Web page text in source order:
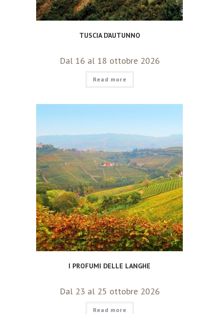
TUSCIA D’AUTUNNO
Dal 16 al 18 ottobre 2026
Read more
I PROFUMI DELLE LANGHE
Dal 23 al 25 ottobre 2026
Read more